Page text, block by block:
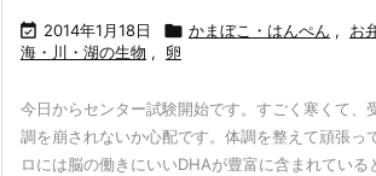
 2014年1月18日  かまぼこ・はんぺん , お
海・川・湖の生物 , 卵
今日からセンター試験開始です。すごく寒くて、
調を崩されないか心配です。体調を整えて頑張っ
ロには脳の働きにいいDHAが豊富に含まれている